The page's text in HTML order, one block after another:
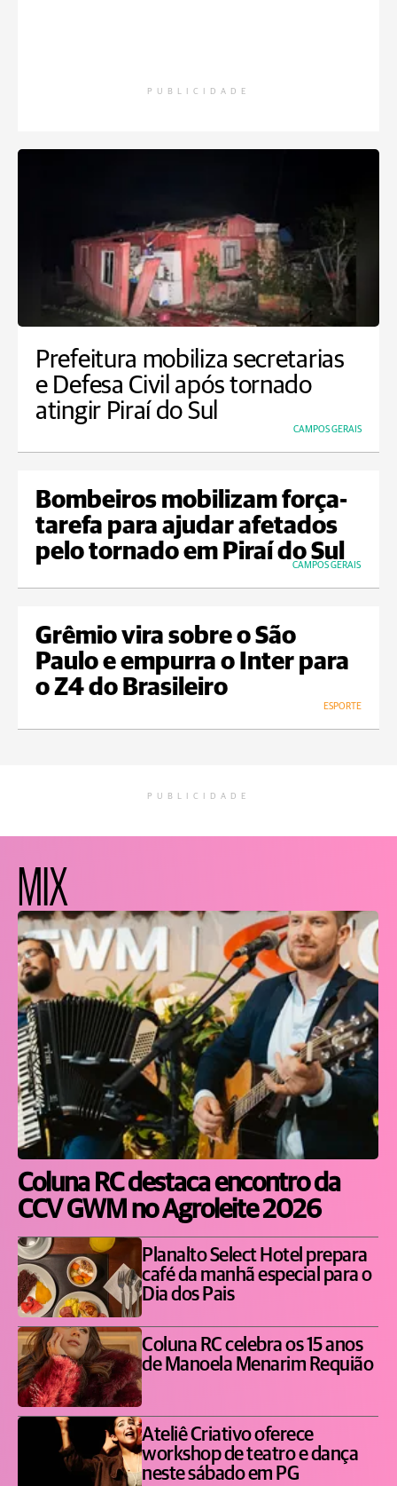
PUBLICIDADE
Prefeitura mobiliza secretarias
e Defesa Civil após tornado
atingir Piraí do Sul
CAMPOS GERAIS
Bombeiros mobilizam força-
tarefa para ajudar afetados
pelo tornado em Piraí do Sul
CAMPOS GERAIS
Grêmio vira sobre o São
Paulo e empurra o Inter para
o Z4 do Brasileiro
ESPORTE
PUBLICIDADE
MIX
Coluna RC destaca encontro da
CCV GWM no Agroleite 2026
Planalto Select Hotel prepara
café da manhã especial para o
Dia dos Pais
Coluna RC celebra os 15 anos
de Manoela Menarim Requião
Ateliê Criativo oferece
workshop de teatro e dança
neste sábado em PG